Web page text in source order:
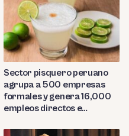
Sector pisquero peruano
agrupa a 500 empresas
formales y genera 16,000
empleos directos e